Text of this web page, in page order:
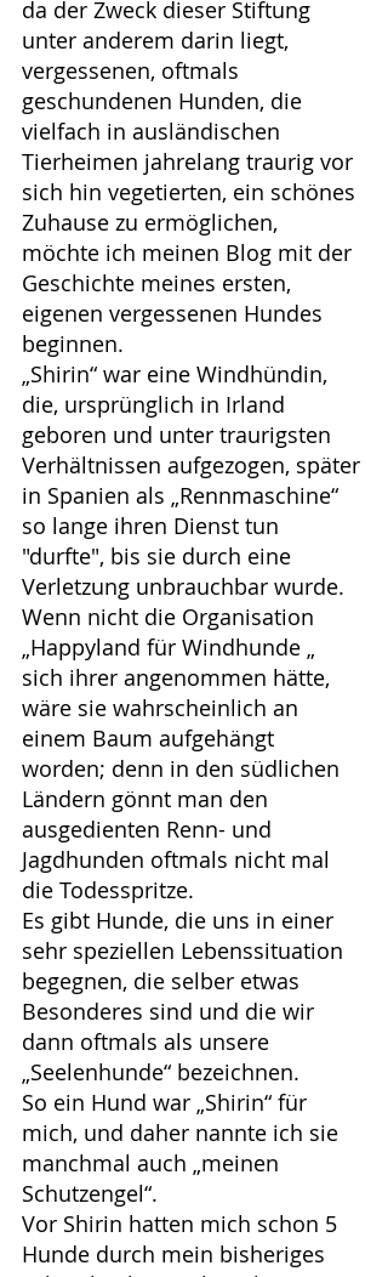
da der Zweck dieser Stiftung
unter anderem darin liegt,
vergessenen, oftmals
geschundenen Hunden, die
vielfach in ausländischen
Tierheimen jahrelang traurig vor
sich hin vegetierten, ein schönes
Zuhause zu ermöglichen,
möchte ich meinen Blog mit der
Geschichte meines ersten,
eigenen vergessenen Hundes
beginnen.
„Shirin“ war eine Windhündin,
die, ursprünglich in Irland
geboren und unter traurigsten
Verhältnissen aufgezogen, später
in Spanien als „Rennmaschine“
so lange ihren Dienst tun
"durfte", bis sie durch eine
Verletzung unbrauchbar wurde.
Wenn nicht die Organisation
„Happyland für Windhunde „
sich ihrer angenommen hätte,
wäre sie wahrscheinlich an
einem Baum aufgehängt
worden; denn in den südlichen
Ländern gönnt man den
ausgedienten Renn- und
Jagdhunden oftmals nicht mal
die Todesspritze.
Es gibt Hunde, die uns in einer
sehr speziellen Lebenssituation
begegnen, die selber etwas
Besonderes sind und die wir
dann oftmals als unsere
„Seelenhunde“ bezeichnen.
So ein Hund war „Shirin“ für
mich, und daher nannte ich sie
manchmal auch „meinen
Schutzengel“.
Vor Shirin hatten mich schon 5
Hunde durch mein bisheriges